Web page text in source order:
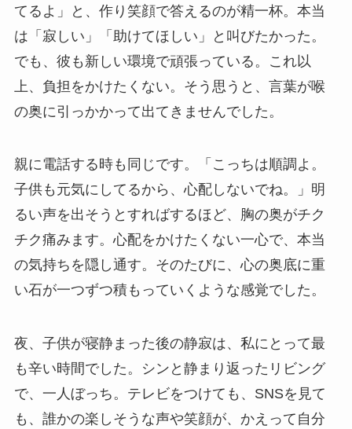
てるよ」と、作り笑顔で答えるのが精一杯。本当
は「寂しい」「助けてほしい」と叫びたかった。
でも、彼も新しい環境で頑張っている。これ以
上、負担をかけたくない。そう思うと、言葉が喉
の奥に引っかかって出てきませんでした。
親に電話する時も同じです。「こっちは順調よ。
子供も元気にしてるから、心配しないでね。」明
るい声を出そうとすればするほど、胸の奥がチク
チク痛みます。心配をかけたくない一心で、本当
の気持ちを隠し通す。そのたびに、心の奥底に重
い石が一つずつ積もっていくような感覚でした。
夜、子供が寝静まった後の静寂は、私にとって最
も辛い時間でした。シンと静まり返ったリビング
で、一人ぼっち。テレビをつけても、SNSを見て
も、誰かの楽しそうな声や笑顔が、かえって自分